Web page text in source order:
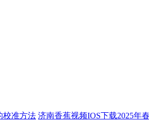
校准方法 济南香蕉视频IOS下载2025年